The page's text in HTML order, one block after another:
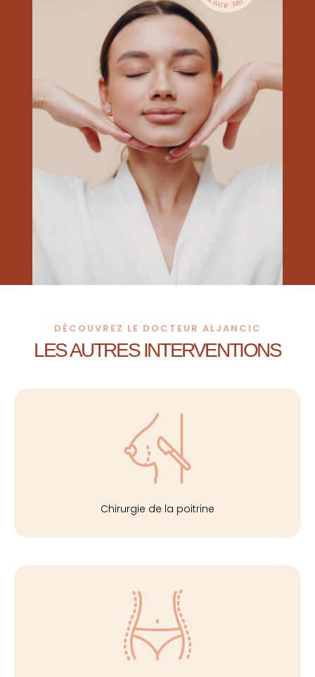
DÉCOUVREZ LE DOCTEUR ALJANCIC
LES AUTRES INTERVENTIONS
Chirurgie de la poitrine